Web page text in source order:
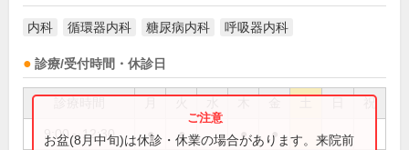
内科 循環器内科 糖尿病内科 呼吸器内科
診療/受付時間・休診日
祝
9:00～12:30 ● ● ● ●
お盆(8月中旬)は休診・休業の場合があります。来院前